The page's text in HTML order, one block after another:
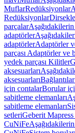
MuflarRedüksiyonlar
Redüksiyonlar
parçalar
adaptörler
adaptörlerAdaptörler
parçası Adaptörler ve
yedek parçası Kilitler
aksesuarları
aksesuarları
için contalarBorular
sabitleme elemanları
sabitleme elemanları
setleriGeberit
CuNiFe